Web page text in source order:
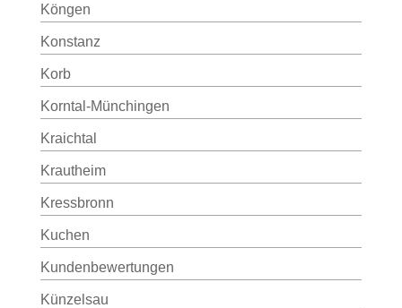
Köngen
Konstanz
Korb
Korntal-Münchingen
Kraichtal
Krautheim
Kressbronn
Kuchen
Kundenbewertungen
Künzelsau